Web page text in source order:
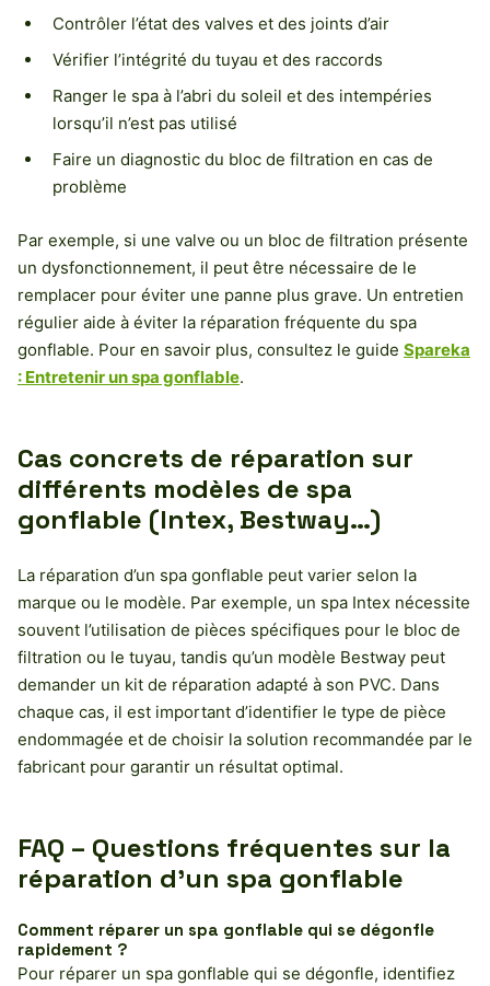
Contrôler l’état des valves et des joints d’air
Vérifier l’intégrité du tuyau et des raccords
Ranger le spa à l’abri du soleil et des intempéries
lorsqu’il n’est pas utilisé
Faire un diagnostic du bloc de filtration en cas de
problème
Par exemple, si une valve ou un bloc de filtration présente
un dysfonctionnement, il peut être nécessaire de le
remplacer pour éviter une panne plus grave. Un entretien
régulier aide à éviter la réparation fréquente du spa
gonflable. Pour en savoir plus, consultez le guide Spareka
: Entretenir un spa gonflable.
Cas concrets de réparation sur
différents modèles de spa
gonflable (Intex, Bestway…)
La réparation d’un spa gonflable peut varier selon la
marque ou le modèle. Par exemple, un spa Intex nécessite
souvent l’utilisation de pièces spécifiques pour le bloc de
filtration ou le tuyau, tandis qu’un modèle Bestway peut
demander un kit de réparation adapté à son PVC. Dans
chaque cas, il est important d’identifier le type de pièce
endommagée et de choisir la solution recommandée par le
fabricant pour garantir un résultat optimal.
FAQ – Questions fréquentes sur la
réparation d’un spa gonflable
Comment réparer un spa gonflable qui se dégonfle
rapidement ?
Pour réparer un spa gonflable qui se dégonfle, identifiez